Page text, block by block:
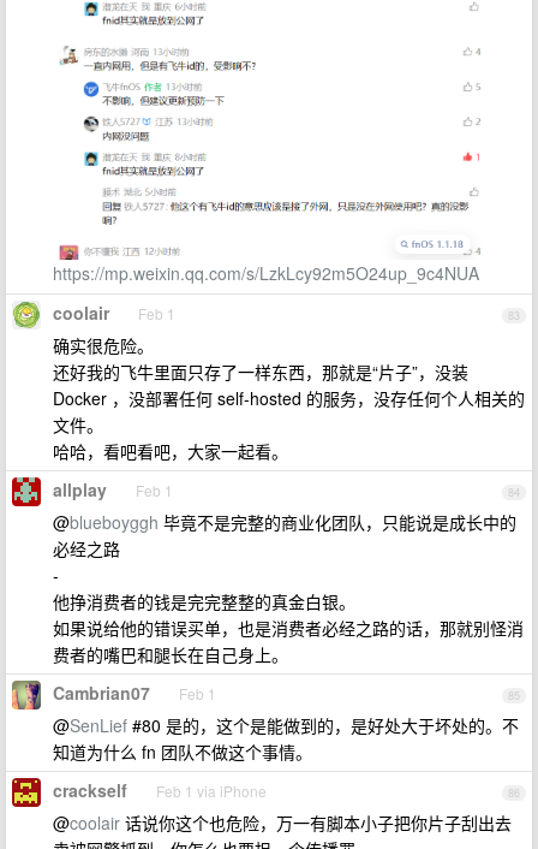
https://mp.weixin.qq.com/s/LzkLcy92m5O24up_9c4NUA
83
coolair Feb 1
确实很危险。
还好我的飞牛里面只存了一样东西，那就是“片子”，没装
Docker ，没部署任何 self-hosted 的服务，没存任何个人相关的
文件。
哈哈，看吧看吧，大家一起看。
84
allplay Feb 1
@blueboyggh 毕竟不是完整的商业化团队，只能说是成长中的
必经之路
-
他挣消费者的钱是完完整整的真金白银。
如果说给他的错误买单，也是消费者必经之路的话，那就别怪消
费者的嘴巴和腿长在自己身上。
85
Cambrian07 Feb 1
@SenLief #80 是的，这个是能做到的，是好处大于坏处的。不
知道为什么 fn 团队不做这个事情。
86
crackself Feb 1 via iPhone
@coolair 话说你这个也危险，万一有脚本小子把你片子刮出去